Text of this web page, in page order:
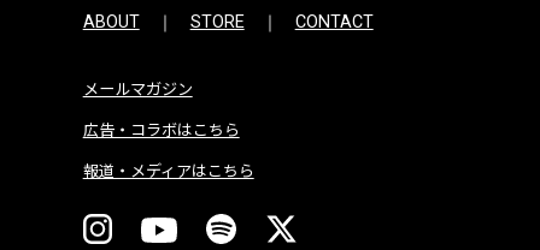
ABOUT STORE CONTACT
メールマガジン
広告・コラボはこちら
報道・メディアはこちら